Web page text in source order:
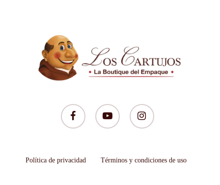
facebook youtube instagram
Política de privacidad Términos y condiciones de uso